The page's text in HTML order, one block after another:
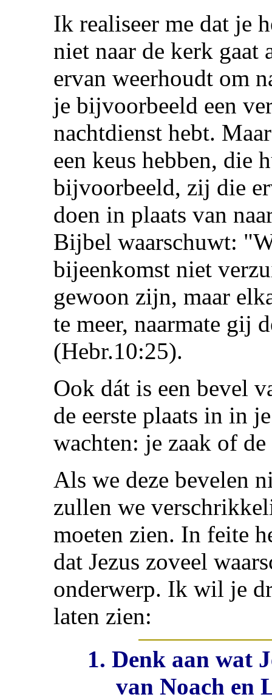
Ik realiseer me dat je
niet naar de kerk gaat
ervan weerhoudt om
je bijvoorbeeld een
nachtdienst hebt.
een keus hebben, die
bijvoorbeeld, zij die
doen in plaats van
Bijbel waarschuwt:
bijeenkomst niet
gewoon zijn, maar
te meer, naarmate gij
(Hebr.10:25).
Ook dát is een bevel
de eerste plaats in in
wachten: je zaak of de
Als we deze bevelen
zullen we
moeten zien. In feite
dat Jezus zoveel
onderwerp. Ik wil je
laten zien:
1. Denk aan wat
van Noach en